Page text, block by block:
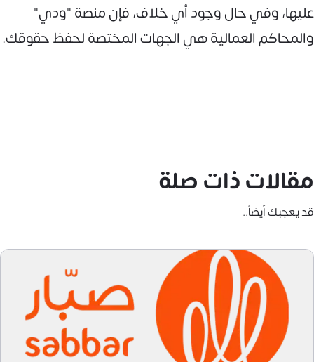
عليها، وفي حال وجود أي خلاف، فإن منصة "ودي"
والمحاكم العمالية هي الجهات المختصة لحفظ حقوقك.
مقالات ذات صلة
قد يعجبك أيضاً..